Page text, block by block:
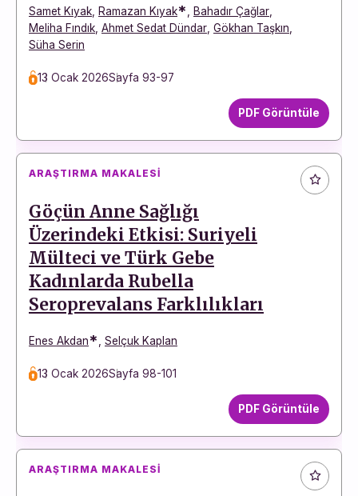
Samet Kıyak Ramazan Kıyak* Bahadır Çağlar
Meliha Fındık Ahmet Sedat Dündar Gökhan Taşkın
Süha Serin
13 Ocak 2026Sayfa 93-97
PDF Görüntüle
ARAŞTIRMA MAKALESI
Göçün Anne Sağlığı
Üzerindeki Etkisi: Suriyeli
Mülteci ve Türk Gebe
Kadınlarda Rubella
Seroprevalans Farklılıkları
Enes Akdan* Selçuk Kaplan
13 Ocak 2026Sayfa 98-101
PDF Görüntüle
ARAŞTIRMA MAKALESI